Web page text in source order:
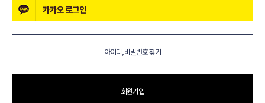
카카오로그인
아이디, 비밀번호 찾기
회원가입